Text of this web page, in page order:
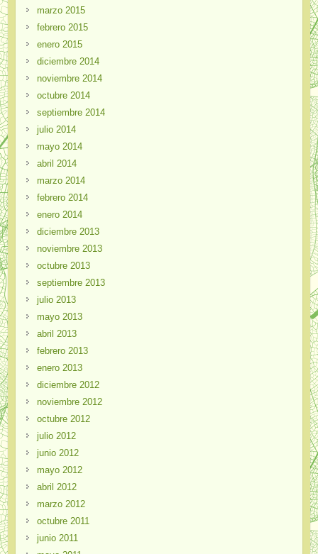
marzo 2015
febrero 2015
enero 2015
diciembre 2014
noviembre 2014
octubre 2014
septiembre 2014
julio 2014
mayo 2014
abril 2014
marzo 2014
febrero 2014
enero 2014
diciembre 2013
noviembre 2013
octubre 2013
septiembre 2013
julio 2013
mayo 2013
abril 2013
febrero 2013
enero 2013
diciembre 2012
noviembre 2012
octubre 2012
julio 2012
junio 2012
mayo 2012
abril 2012
marzo 2012
octubre 2011
junio 2011